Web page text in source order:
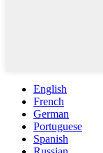
English
French
German
Portuguese
Spanish